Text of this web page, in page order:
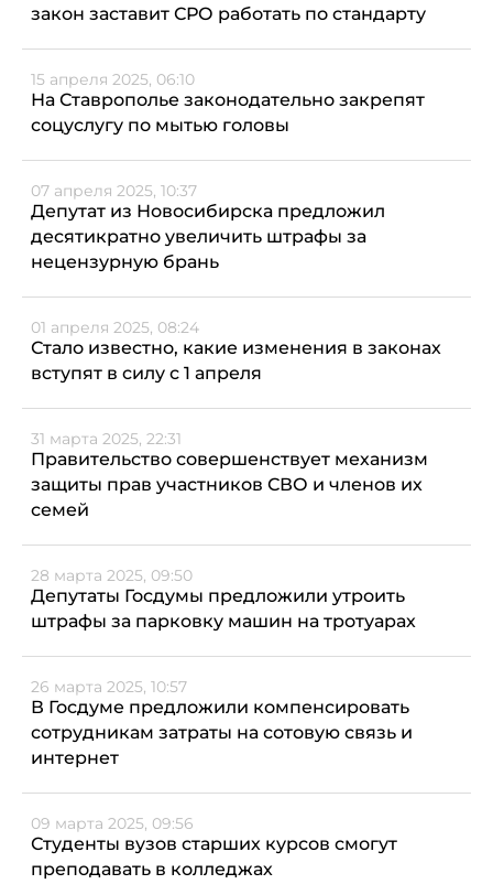
закон заставит СРО работать по стандарту
15 апреля 2025, 06:10
На Ставрополье законодательно закрепят
соцуслугу по мытью головы
07 апреля 2025, 10:37
Депутат из Новосибирска предложил
десятикратно увеличить штрафы за
нецензурную брань
01 апреля 2025, 08:24
Стало известно, какие изменения в законах
вступят в силу с 1 апреля
31 марта 2025, 22:31
Правительство совершенствует механизм
защиты прав участников СВО и членов их
семей
28 марта 2025, 09:50
Депутаты Госдумы предложили утроить
штрафы за парковку машин на тротуарах
26 марта 2025, 10:57
В Госдуме предложили компенсировать
сотрудникам затраты на сотовую связь и
интернет
09 марта 2025, 09:56
Студенты вузов старших курсов смогут
преподавать в колледжах